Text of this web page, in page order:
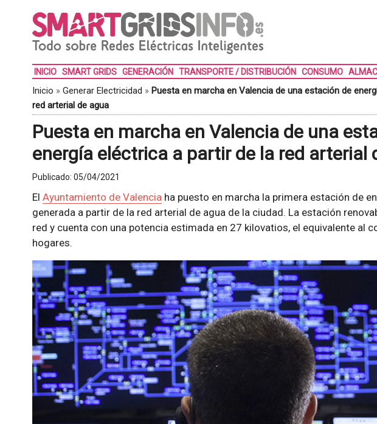
INICIO SMART GRIDS GENERACIÓN TRANSPORTE / DISTRIBUCIÓN CONSUMO
Inicio » Generar Electricidad » Puesta en marcha en Valencia de una estación de
red arterial de agua
Puesta en marcha en Valencia de una
energía eléctrica a partir de la red arterial
Publicado: 05/04/2021
El Ayuntamiento de Valenciaha puesto en marcha la primera estación de
generada a partir de la red arterial de agua de la ciudad. La estación
red y cuenta con una potencia estimada en 27 kilovatios, el equivalente al
hogares.